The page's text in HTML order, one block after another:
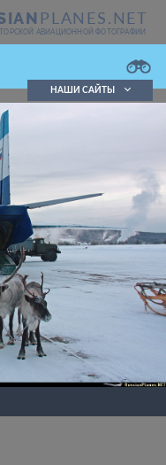
PLANES.NET
АВИАЦИОННОЙ ФОТОГРАФИИ
НАШИ САЙТЫ